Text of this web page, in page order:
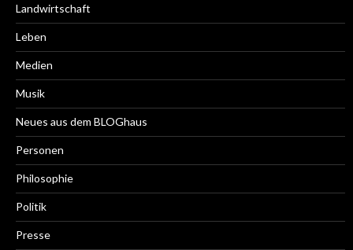
Landwirtschaft
Leben
Medien
Musik
Neues aus dem BLOGhaus
Personen
Philosophie
Politik
Presse